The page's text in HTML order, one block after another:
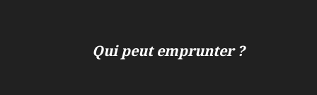
Qui peut emprunter ?